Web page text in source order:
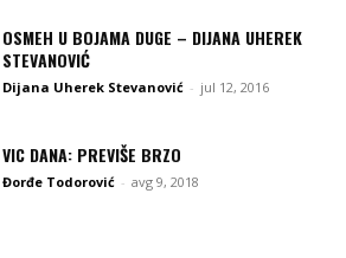
OSMEH U BOJAMA DUGE – DIJANA UHEREK
STEVANOVIĆ
Dijana Uherek Stevanović - jul 12, 2016
VIC DANA: PREVIŠE BRZO
Đorđe Todorović - avg 9, 2018